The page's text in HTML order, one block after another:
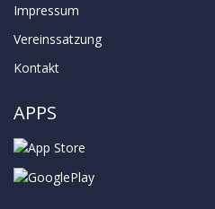
Impressum
Vereinssatzung
Kontakt
APPS